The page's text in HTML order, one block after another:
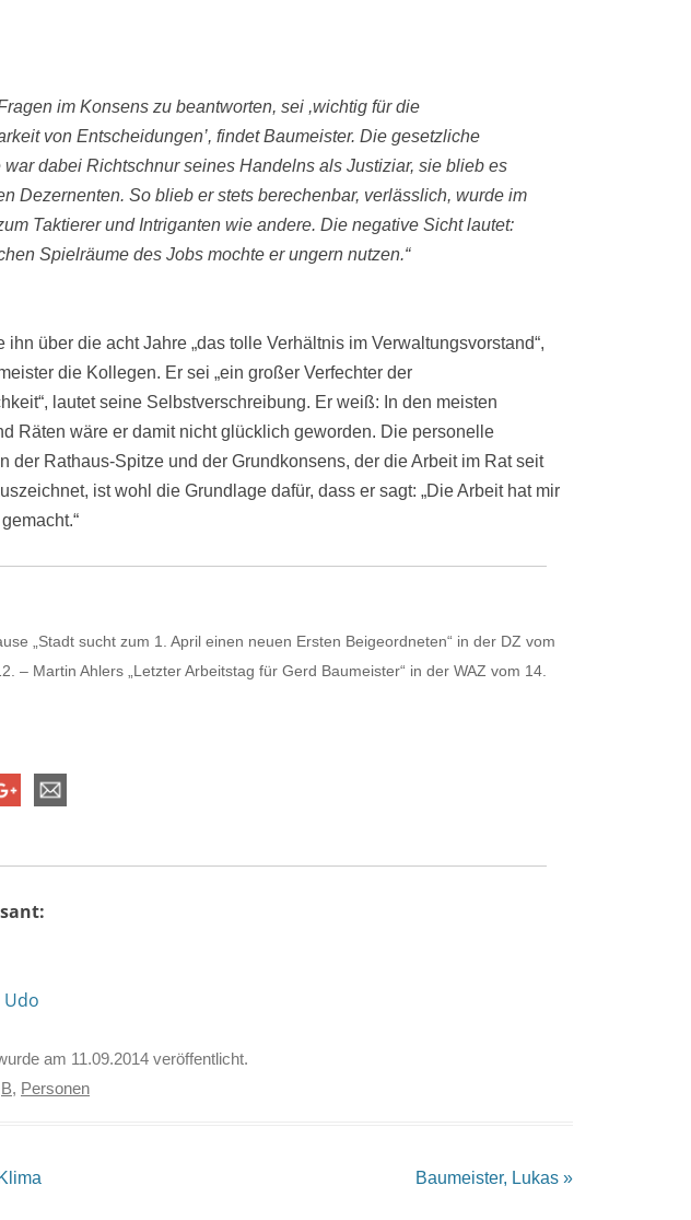
im Konsens zu beantworten, sei ,wichtig für die
von Entscheidungen’, findet Baumeister. Die gesetzliche
war dabei Richtschnur seines Handelns als Justiziar, sie blieb es
Dezernenten. So blieb er stets berechenbar, verlässlich, wurde im
Taktierer und Intriganten wie andere. Die negative Sicht lautet:
Spielräume des Jobs mochte er ungern nutzen.“
ihn über die acht Jahre „das tolle Verhältnis im Verwaltungsvorstand“,
die Kollegen. Er sei „ein großer Verfechter der
lautet seine Selbstverschreibung. Er weiß: In den meisten
Räten wäre er damit nicht glücklich geworden. Die personelle
der Rathaus-Spitze und der Grundkonsens, der die Arbeit im Rat seit
ist wohl die Grundlage dafür, dass er sagt: „Die Arbeit hat mir
„Stadt sucht zum 1. April einen neuen Ersten Beigeordneten“ in der DZ vom
– Martin Ahlers „Letzter Arbeitstag für Gerd Baumeister“ in der WAZ vom 14.
am 11.09.2014 veröffentlicht.
B, Personen
Baumeister, Lukas »